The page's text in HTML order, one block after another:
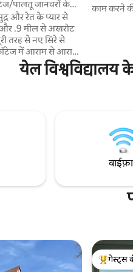
पालतू जानवरों के
और रेत के प्यार से
और .9 मील से अखरोट
तरह से नए सिरे से
में आराम से आराम
लॉबस्टर झोंपड़ी
किचन, ब्रेकफ़ास्ट
दूरी पर, न्यूयॉर्क
काम करने
समय से
Slow -
येल विश्वविद्यालय
गेस्ट्स का
गेस्ट्स